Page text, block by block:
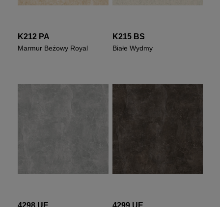
K212 PA
Marmur Beżowy Royal
K215 BS
Białe Wydmy